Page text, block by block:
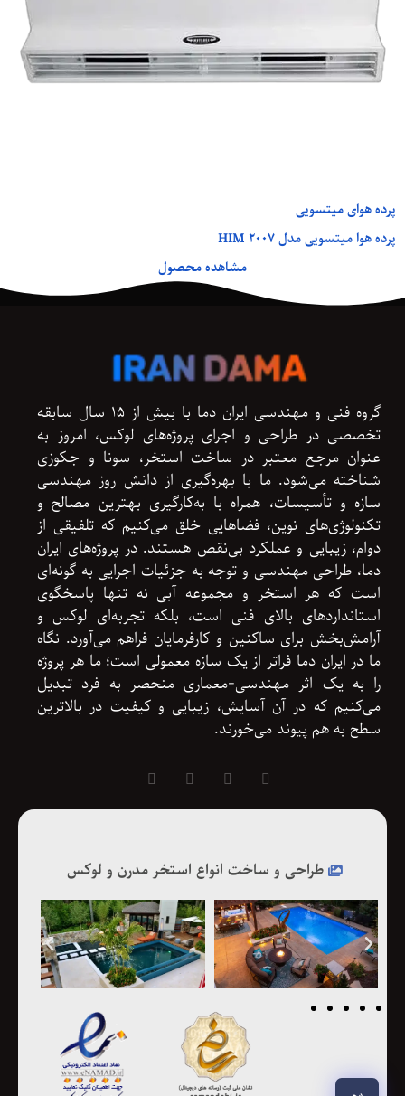
پرده هوای میتسویی
پرده هوا میتسویی مدل HIM 2007
مشاهده محصول
گروه فنی و مهندسی ایران دما با بیش از ۱۵ سال سابقه
تخصصی در طراحی و اجرای پروژه‌های لوکس، امروز به
عنوان مرجع معتبر در ساخت استخر، سونا و جکوزی
شناخته می‌شود. ما با بهره‌گیری از دانش روز مهندسی
سازه و تأسیسات، همراه با به‌کارگیری بهترین مصالح و
تکنولوژی‌های نوین، فضاهایی خلق می‌کنیم که تلفیقی از
دوام، زیبایی و عملکرد بی‌نقص هستند. در پروژه‌های ایران
دما، طراحی مهندسی و توجه به جزئیات اجرایی به گونه‌ای
است که هر استخر و مجموعه آبی نه تنها پاسخگوی
استانداردهای بالای فنی است، بلکه تجربه‌ای لوکس و
آرامش‌بخش برای ساکنین و کارفرمایان فراهم می‌آورد. نگاه
ما در ایران دما فراتر از یک سازه معمولی است؛ ما هر پروژه
را به یک اثر مهندسی-معماری منحصر به فرد تبدیل
می‌کنیم که در آن آسایش، زیبایی و کیفیت در بالاترین
سطح به هم پیوند می‌خورند.
طراحی و ساخت انواع استخر مدرن و لوکس